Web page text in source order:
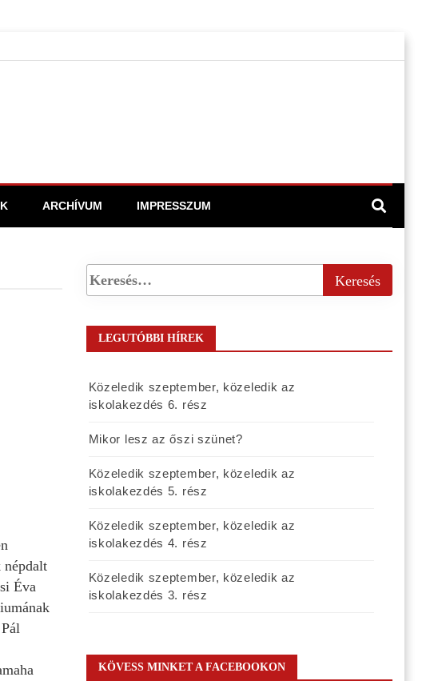
ARCHÍVUM IMPRESSZUM
népdalt
Éva
LEGUTÓBBI HÍREK
Közeledik szeptember, közeledik az
iskolakezdés 6. rész
Mikor lesz az őszi szünet?
Közeledik szeptember, közeledik az
iskolakezdés 5. rész
Közeledik szeptember, közeledik az
iskolakezdés 4. rész
Közeledik szeptember, közeledik az
iskolakezdés 3. rész
KÖVESS MINKET A FACEBOOKON